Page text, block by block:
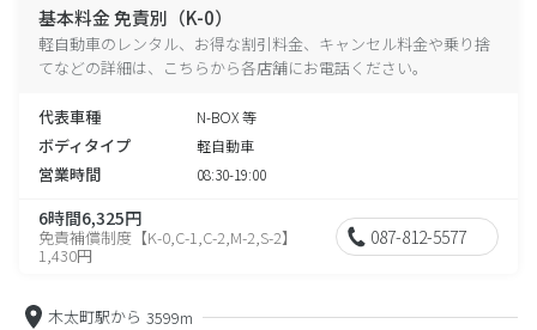
基本料金 免責別（K-0）
軽自動車のレンタル、お得な割引料金、キャンセル料金や乗り捨
てなどの詳細は、こちらから各店舗にお電話ください。
代表車種 N-BOX 等
ボディタイプ 軽自動車
営業時間 08:30-19:00
6時間6,325円
免責補償制度【K-0,C-1,C-2,M-2,S-2】
1,430円
087-812-5577
木太町駅から 3599m